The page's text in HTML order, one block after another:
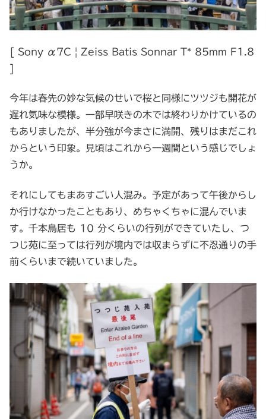
[ Sony α7C | Zeiss Batis Sonnar T* 85mm F1.8
今年は春先の妙な気候のせいで桜と同様にツツジも開花が
遅れ気味な模様。一部早咲きの木では終わりかけているの
もありましたが、半分強が今まさに満開、残りはまだこれ
からという印象。見頃はこれから一週間という感じでしょ
うか。
それにしてもまあすごい人混み。予定があって午後からし
か行けなかったこともあり、めちゃくちゃに混んでいま
す。千本鳥居も 10 分くらいの行列ができていたし、つ
つじ苑に至っては行列が境内では収まらずに不忍通りの手
前くらいまで続いていました。